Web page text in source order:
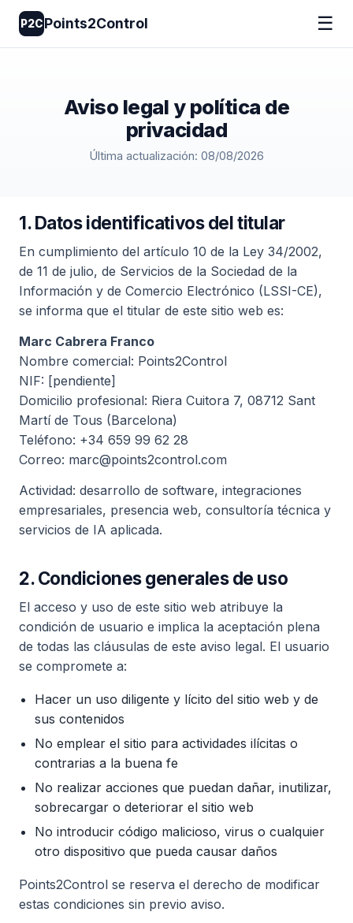
P2CPoints2Control ☰
Aviso legal y política de
privacidad
Última actualización: 08/08/2026
1. Datos identificativos del titular
En cumplimiento del artículo 10 de la Ley 34/2002,
de 11 de julio, de Servicios de la Sociedad de la
Información y de Comercio Electrónico (LSSI-CE),
se informa que el titular de este sitio web es:
Marc Cabrera Franco
Nombre comercial: Points2Control
NIF: [pendiente]
Domicilio profesional: Riera Cuitora 7, 08712 Sant
Martí de Tous (Barcelona)
Teléfono: +34 659 99 62 28
Correo: marc@points2control.com
Actividad: desarrollo de software, integraciones
empresariales, presencia web, consultoría técnica y
servicios de IA aplicada.
2. Condiciones generales de uso
El acceso y uso de este sitio web atribuye la
condición de usuario e implica la aceptación plena
de todas las cláusulas de este aviso legal. El usuario
se compromete a:
Hacer un uso diligente y lícito del sitio web y de
sus contenidos
No emplear el sitio para actividades ilícitas o
contrarias a la buena fe
No realizar acciones que puedan dañar, inutilizar,
sobrecargar o deteriorar el sitio web
No introducir código malicioso, virus o cualquier
otro dispositivo que pueda causar daños
Points2Control se reserva el derecho de modificar
estas condiciones sin previo aviso.